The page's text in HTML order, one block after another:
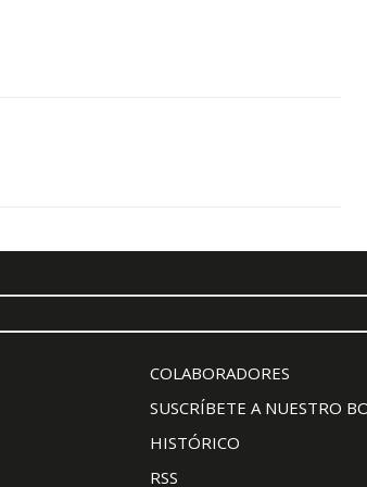
COLABORADORES
SUSCRÍBETE A NUESTRO
HISTÓRICO
RSS